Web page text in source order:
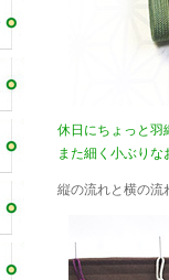
休日にちょっと羽
また細く小ぶりな
縦の流れと横の流